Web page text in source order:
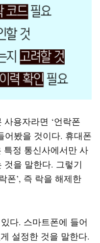
용자라면 ‘언락폰
어봤을 것이다. 휴대폰
특정 통신사에서만 사
것을 말한다. 그렇기
폰’, 즉 락을 해제한
다. 스마트폰에 들어
설정한 것을 말한다.